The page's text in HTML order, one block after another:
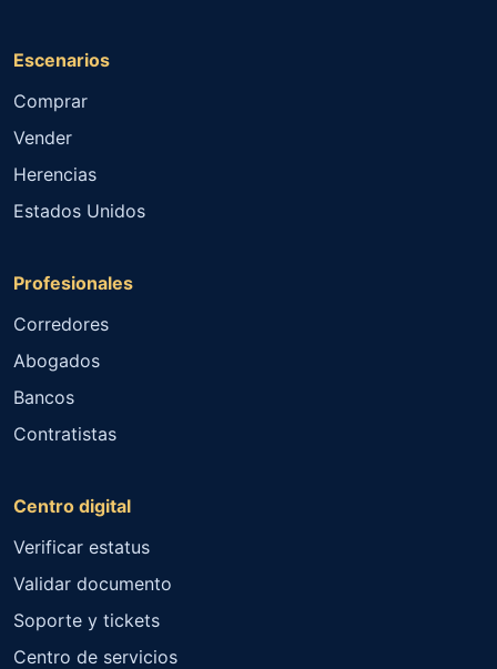
Escenarios
Comprar
Vender
Herencias
Estados Unidos
Profesionales
Corredores
Abogados
Bancos
Contratistas
Centro digital
Verificar estatus
Validar documento
Soporte y tickets
Centro de servicios